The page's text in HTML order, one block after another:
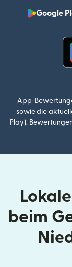
Google
App-
sowie die
Play).
beim